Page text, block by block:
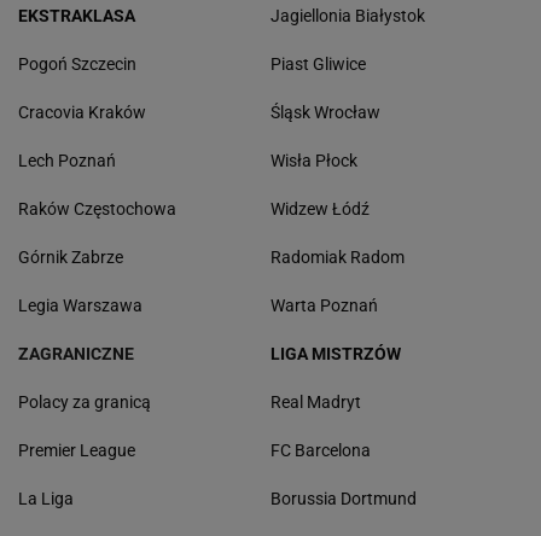
EKSTRAKLASA
Pogoń Szczecin
Cracovia Kraków
Lech Poznań
Raków Częstochowa
Górnik Zabrze
Legia Warszawa
Jagiellonia Białystok
Piast Gliwice
Śląsk Wrocław
Wisła Płock
Widzew Łódź
Radomiak Radom
Warta Poznań
ZAGRANICZNE
Polacy za granicą
Premier League
La Liga
LIGA MISTRZÓW
Real Madryt
FC Barcelona
Borussia Dortmund